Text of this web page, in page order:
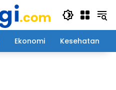
Ekonomi Kesehatan